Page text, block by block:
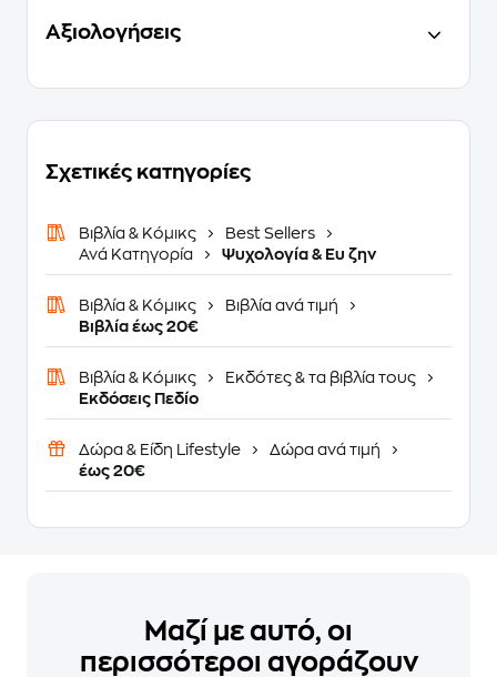
Αξιολογήσεις
Σχετικές κατηγορίες
Βιβλία & Κόμικς
Best Sellers
Ανά Κατηγορία
Ψυχολογία & Ευ ζην
Βιβλία & Κόμικς
Βιβλία ανά τιμή
Βιβλία έως 20€
Βιβλία & Κόμικς
Εκδότες & τα βιβλία τους
Εκδόσεις Πεδίο
Δώρα & Είδη Lifestyle
Δώρα ανά τιμή
έως 20€
Μαζί με αυτό, οι
περισσότεροι αγοράζουν